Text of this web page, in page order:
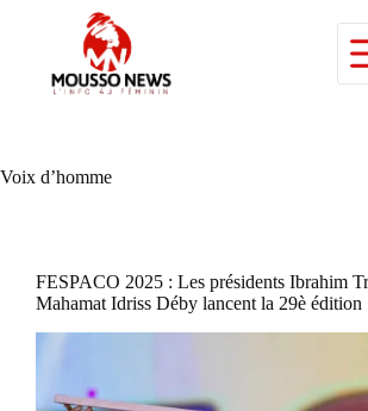
Voix d’homme
FESPACO 2025 : Les présidents Ibrahim
Mahamat Idriss Déby lancent la 29è édition